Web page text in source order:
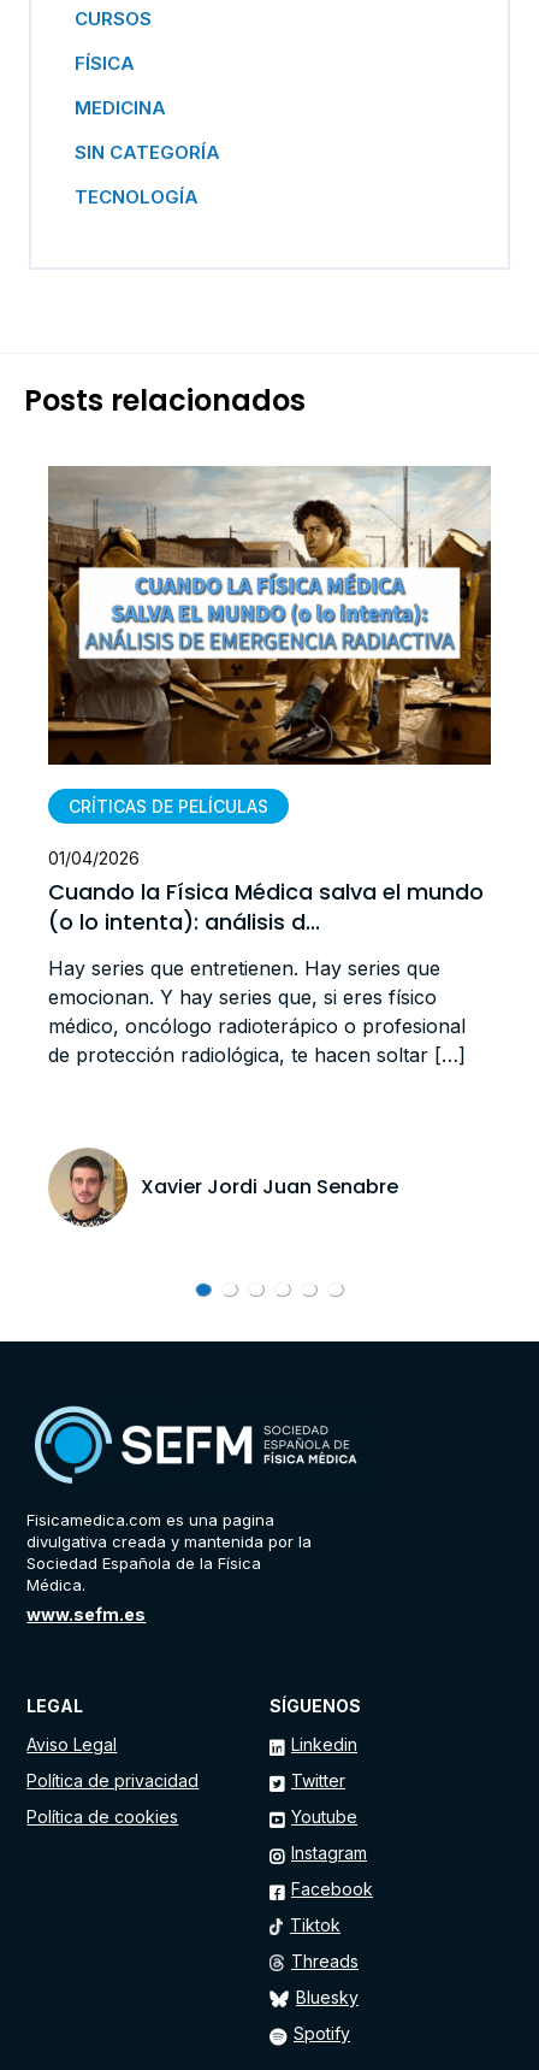
CURSOS
FÍSICA
MEDICINA
SIN CATEGORÍA
TECNOLOGÍA
Posts relacionados
CRÍTICAS DE PELÍCULAS
01/04/2026
Cuando la Física Médica salva el mundo
(o lo intenta): análisis d...
Hay series que entretienen. Hay series que
emocionan. Y hay series que, si eres físico
médico, oncólogo radioterápico o profesional
de protección radiológica, te hacen soltar […]
Xavier Jordi Juan Senabre
Fisicamedica.com es una pagina
divulgativa creada y mantenida por la
Sociedad Española de la Física
Médica.
www.sefm.es
SÍGUENOS
Linkedin
Twitter
Youtube
Instagram
Facebook
Tiktok
Threads
Bluesky
Spotify
LEGAL
Aviso Legal
Política de privacidad
Política de cookies